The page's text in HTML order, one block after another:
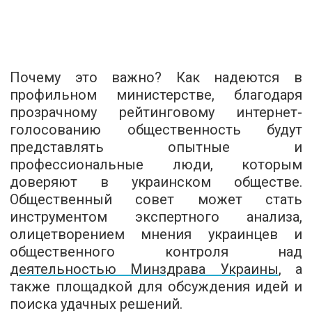
Почему это важно? Как надеются в
профильном министерстве, благодаря
прозрачному рейтинговому интернет-
голосованию общественность будут
представлять опытные и
профессиональные люди, которым
доверяют в украинском обществе.
Общественный совет может стать
инструментом экспертного анализа,
олицетворением мнения украинцев и
общественного контроля над
деятельностью Минздрава Украины, а
также площадкой для обсуждения идей и
поиска удачных решений.